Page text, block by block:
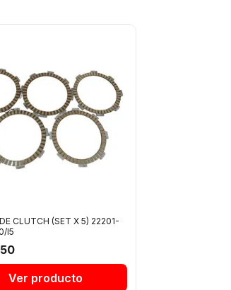
CLUTCH (SET X 5) 22201-
I5
Ver producto